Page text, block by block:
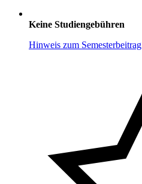
Keine Studiengebühren
Hinweis zum Semesterbeitrag